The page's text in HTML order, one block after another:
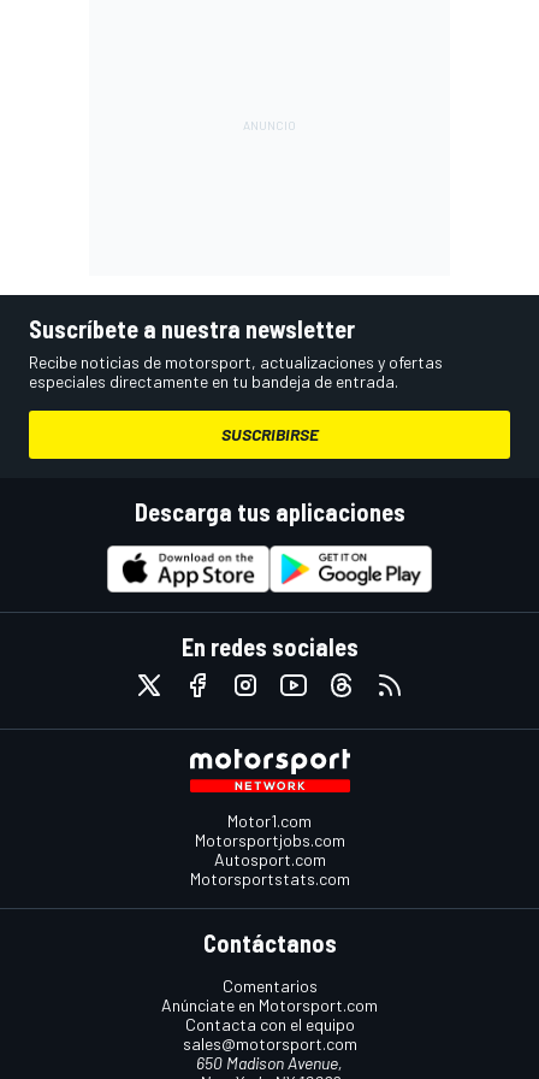
Suscríbete a nuestra newsletter
Recibe noticias de motorsport, actualizaciones y ofertas
especiales directamente en tu bandeja de entrada.
SUSCRIBIRSE
Descarga tus aplicaciones
En redes sociales
Motor1.com
Motorsportjobs.com
Autosport.com
Motorsportstats.com
Contáctanos
Comentarios
Anúnciate en Motorsport.com
Contacta con el equipo
sales@motorsport.com
650 Madison Avenue,